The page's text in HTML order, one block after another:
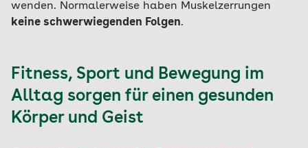
wenden. Normalerweise haben Muskelzerrungen
keine schwerwiegenden Folgen.
Fitness, Sport und Bewegung im
Alltag sorgen für einen gesunden
Körper und Geist